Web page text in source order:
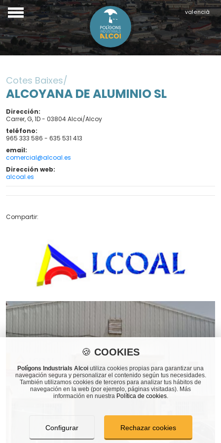
valencià
Cotes Baixes
ALCOYANA DE ALUMINIO SL
Dirección
Carrer, G, 1D - 03804 Alcoi/Alcoy
teléfono
965 333 586 - 635 531 413
email
comercial@alcoal.es
Dirección web
alcoal.es
Compartir:
🍪 COOKIES
Polígons Industrials Alcoi utiliza cookies propias para garantizar una
navegación segura y personalizar el contenido según tus necesidades.
También utilizamos cookies de terceros para analizar tus hábitos de
navegación en la web (por ejemplo, páginas visitadas). Más
información en nuestra Política de cookies.
Configurar Rechazar cookies